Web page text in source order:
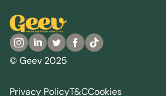
© Geev 2025
Privacy PolicyT&CCookies